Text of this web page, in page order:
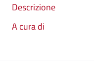
Descrizione
A cura di